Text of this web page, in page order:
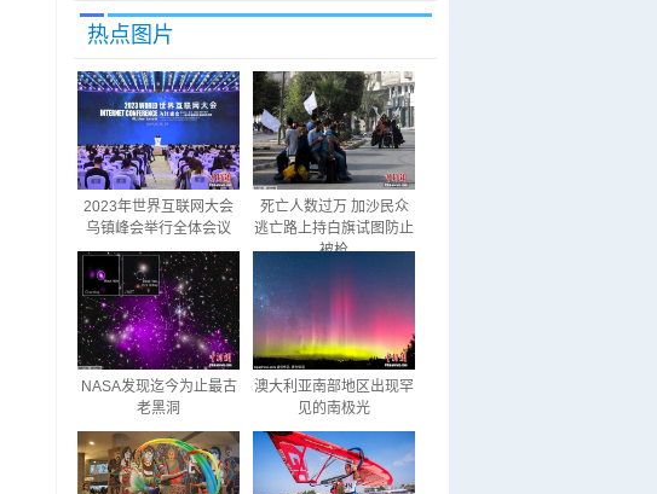
热点图片
2023年世界互联网大会
乌镇峰会举行全体会议
死亡人数过万 加沙民众
逃亡路上持白旗试图防止
被枪
NASA发现迄今为止最古
老黑洞
澳大利亚南部地区出现罕
见的南极光